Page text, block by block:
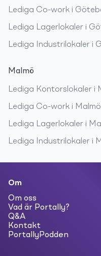
Lediga Co-work i
Lediga Lagerlokaler i
Lediga Industrilokaler i
Malmö
Lediga Kontorslokaler i
Lediga Co-work i Malmö
Lediga Lagerlokaler i
Lediga Industrilokaler i
Om
Om oss
Vad är Portally?
Q&A
Kontakt
PortallyPodden